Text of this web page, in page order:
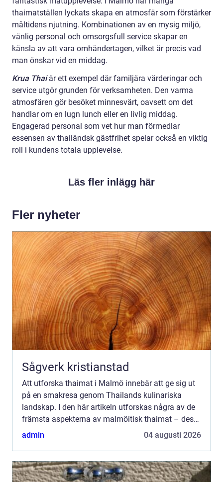
thaimatställen lyckats skapa en atmosfär som förstärker
måltidens njutning. Kombinationen av en mysig miljö,
vänlig personal och omsorgsfull service skapar en
känsla av att vara omhändertagen, vilket är precis vad
man önskar vid en middag.
Krua Thai är ett exempel där familjära värderingar och
service utgör grunden för verksamheten. Den varma
atmosfären gör besöket minnesvärt, oavsett om det
handlar om en lugn lunch eller en livlig middag.
Engagerad personal som vet hur man förmedlar
essensen av thailändsk gästfrihet spelar också en viktig
roll i kundens totala upplevelse.
Läs fler inlägg här
Fler nyheter
Sågverk kristianstad
Att utforska thaimat i Malmö innebär att ge sig ut
på en smakresa genom Thailands kulinariska
landskap. I den här artikeln utforskas några av de
främsta aspekterna av malmöitisk thaimat – dess
autenticitet, ...
admin 04 augusti 2026